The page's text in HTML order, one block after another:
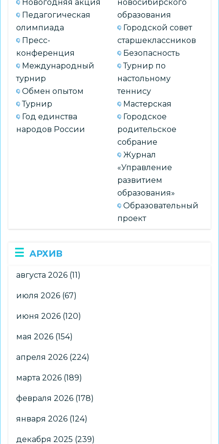
Новогодняя акция
Педагогическая
олимпиада
Пресс-
конференция
Международный
турнир
Обмен опытом
Турнир
Год единства
народов России
новосибирского
образования
Городской совет
старшеклассников
Безопасность
Турнир по
настольному
теннису
Мастерская
Городское
родительское
собрание
Журнал
«Управление
развитием
образования»
Образовательный
проект
АРХИВ
августа 2026 (11)
июля 2026 (67)
июня 2026 (120)
мая 2026 (154)
апреля 2026 (224)
марта 2026 (189)
февраля 2026 (178)
января 2026 (124)
декабря 2025 (239)